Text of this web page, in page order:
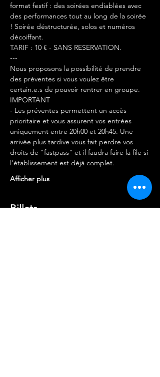
format festif : des soirées endiablées avec
des performances tout au long de la soirée
! Soirée déstructurée, solos et numéros
décoiffant.
TARIF : 10 € - SANS RESERVATION.
---
Nous proposons la possibilité de prendre
des préventes si vous voulez être
certain.e.s de pouvoir rentrer en groupe.
IMPORTANT
- Les préventes permettent un accès
prioritaire et vous assurent vos entrées
uniquement entre 20h00 et 20h45. Une
arrivée plus tardive vous fait perdre vos
droits de "fastpass" et il faudra faire la file si
l'établissement est déjà complet.
Afficher plus
Billets